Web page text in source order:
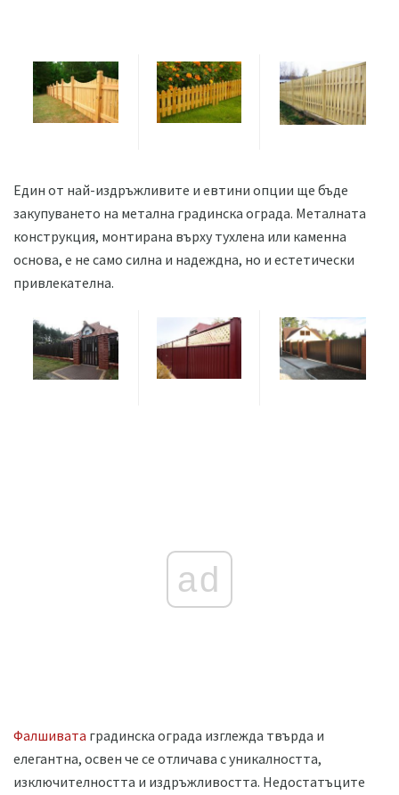
Един от най-издръжливите и евтини опции ще бъде
закупуването на метална градинска ограда. Металната
конструкция, монтирана върху тухлена или каменна
основа, е не само силна и надеждна, но и естетически
привлекателна.
ad
Фалшивата градинска ограда изглежда твърда и
елегантна, освен че се отличава с уникалността,
изключителността и издръжливостта. Недостатъците